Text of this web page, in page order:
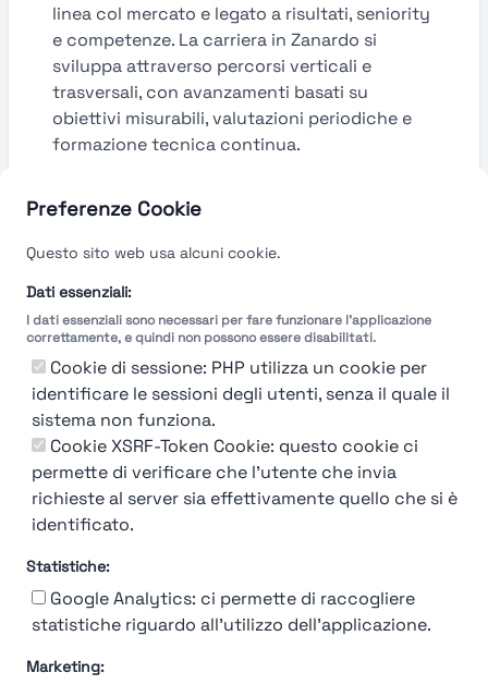
Preferenze Cookie
Questo sito web usa alcuni cookie.
Dati essenziali:
I dati essenziali sono necessari per fare funzionare l'applicazione
correttamente, e quindi non possono essere disabilitati.
Cookie di sessione: PHP utilizza un cookie per
identificare le sessioni degli utenti, senza il quale il
sistema non funziona.
Cookie XSRF-Token Cookie: questo cookie ci
permette di verificare che l'utente che invia
richieste al server sia effettivamente quello che si è
identificato.
Statistiche:
Google Analytics: ci permette di raccogliere
statistiche riguardo all'utilizzo dell'applicazione.
Marketing:
linea col mercato e legato a risultati, seniority
e competenze. La carriera in Zanardo si
sviluppa attraverso percorsi verticali e
trasversali, con avanzamenti basati su
obiettivi misurabili, valutazioni periodiche e
formazione tecnica continua.
Guarda le valutazioni →